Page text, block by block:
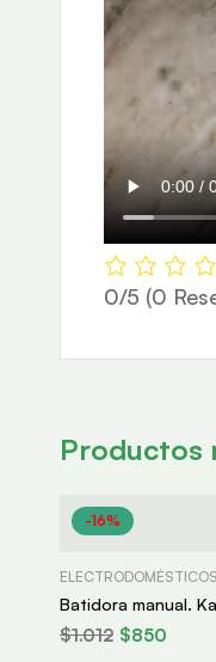
0/5 (0
Productos
-16%
ELECTRODOMÉSTICOS
Batidora manual.
$1.012 $850